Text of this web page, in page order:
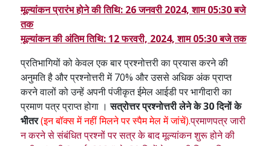
मूल्यांकन प्रारंभ होने की तिथि: 26 जनवरी 2024, शाम 05:30 बजे
तक
मूल्यांकन की अंतिम तिथि: 12 फरवरी, 2024, शाम 05:30 बजे तक
प्रतिभागियों को केवल एक बार प्रश्नोत्तरी का प्रयास करने की
अनुमति है और प्रश्नोत्तरी में 70% और उससे अधिक अंक प्राप्त
करने वालों को उन्हें अपनी पंजीकृत ईमेल आईडी पर भागीदारी का
प्रमाण पत्र प्राप्त होगा ।सत्रोत्तर प्रश्नोत्तरी लेने के 30 दिनों के
भीतर(इन बॉक्स में नहीं मिलने पर स्पैम मेल में जांचें).प्रमाणपत्र जारी
न करने से संबंधित प्रश्नों पर सत्र के बाद मूल्यांकन शुरू होने की